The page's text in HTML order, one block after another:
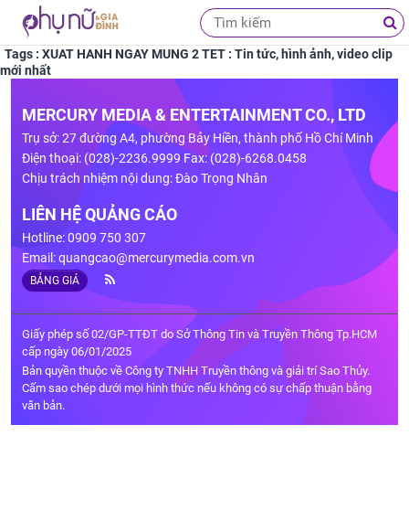
Tags : XUAT HANH NGAY MUNG 2 TET : Tin tức, hình ảnh, video clip
mới nhất
MERCURY MEDIA & ENTERTAINMENT CO., LTD
Trụ sở: 27 đường A4, phường Bảy Hiền, thành phố Hồ Chí Minh
Điện thoại: (028)-2236.9999 Fax: (028)-6268.0458
Chịu trách nhiệm nội dung: Đào Trọng Nhân
LIÊN HỆ QUẢNG CÁO
Hotline: 0909 750 307
Email:quangcao@mercurymedia.com.vn
BẢNG GIÁ
Giấy phép số 02/GP-TTĐT do Sở Thông Tin và Truyền Thông Tp.HCM
cấp ngày 06/01/2025
Bản quyền thuộc về Công ty TNHH Truyền thông và giải trí Sao Thủy.
Cấm sao chép dưới mọi hình thức nếu không có sự chấp thuận bằng
văn bản.